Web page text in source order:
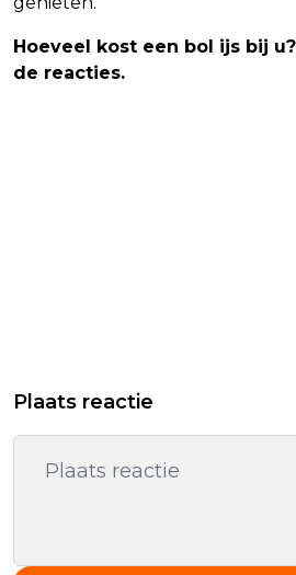
Hoeveel kost een bol ijs bij
de reacties.
Plaats reactie